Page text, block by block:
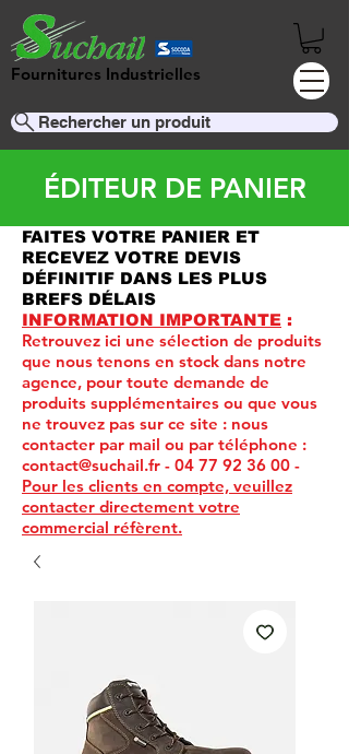
Fournitures Industrielles
Rechercher un produit
ÉDITEUR DE PANIER
FAITES VOTRE PANIER ET
RECEVEZ VOTRE DEVIS
DÉFINITIF DANS LES PLUS
BREFS DÉLAIS
INFORMATION IMPORTANTE :
Retrouvez ici une sélection de produits
que nous tenons en stock dans notre
agence, pour toute demande de
produits supplémentaires ou que vous
ne trouvez pas sur ce site : nous
contacter par mail ou par téléphone :
contact@suchail.fr - 04 77 92 36 00 -
Pour les clients en compte, veuillez
contacter directement votre
commercial réfèrent.